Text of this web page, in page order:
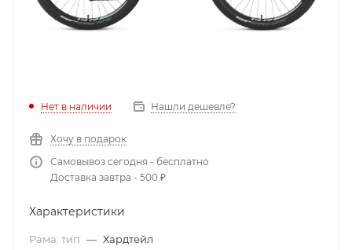
Нет в наличии Нашли дешевле?
Хочу в подарок
Самовывоз сегодня - бесплатно
Доставка завтра - 500 ₽
Характеристики
Рама: тип — Хардтейл